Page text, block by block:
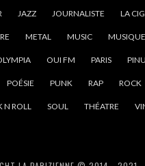
JAZZ JOURNALISTE LA
METAL MUSIC MUSIQUE
OUI FM PARIS
POÉSIE PUNK RAP ROCK
N ROLL SOUL THÉATRE